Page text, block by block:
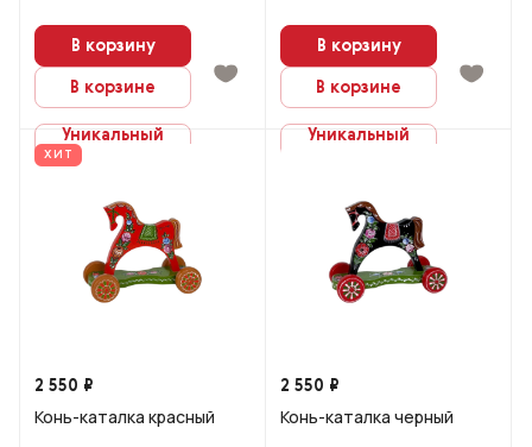
В корзину
В корзине
Уникальный
В корзину
В корзине
Уникальный
ХИТ
2 550 ₽
Конь-каталка красный
2 550 ₽
Конь-каталка черный